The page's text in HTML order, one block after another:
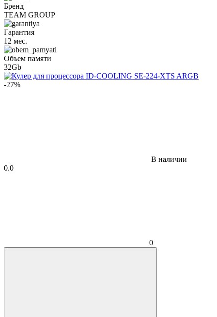
Бренд
TEAM GROUP
Гарантия
12 мес.
Объем памяти
32Gb
-27%
В наличии
0.0
0